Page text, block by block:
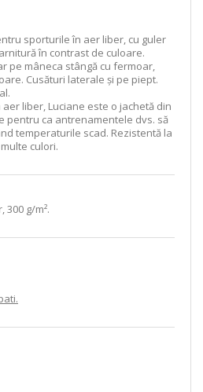
sporturile în aer liber, cu guler
în contrast de culoare.
pe mâneca stângă cu fermoar,
Cusături laterale și pe piept.
liber, Luciane este o jachetă din
pentru ca antrenamentele dvs. să
temperaturile scad. Rezistentă la
culori.
300 g/m².